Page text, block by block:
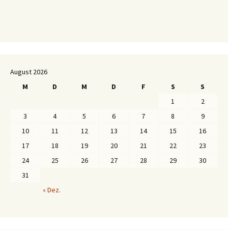
August 2026
M
D M D F S
S
1
2
3
4 5 6 7 8
9
10
11 12 13 14 15
16
17
18 19 20 21 22
23
24
25 26 27 28 29
30
31
« Dez.